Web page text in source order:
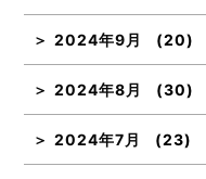
2024年9月 (20)
2024年8月 (30)
2024年7月 (23)